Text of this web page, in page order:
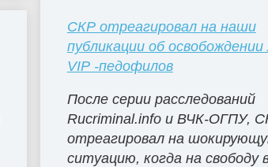
СКР отреагировал на наши
публикации об освобождении
VIP -педофилов
После серии расследований
Rucriminal.info и ВЧК-ОГПУ,
отреагировал на
ситуацию, когда на свободу